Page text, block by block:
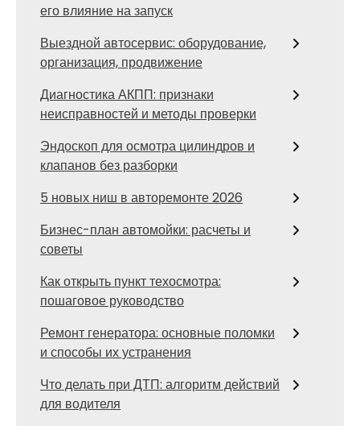
его влияние на запуск
Выездной автосервис: оборудование,
организация, продвижение
Диагностика АКПП: признаки
неисправностей и методы проверки
Эндоскоп для осмотра цилиндров и
клапанов без разборки
5 новых ниш в авторемонте 2026
Бизнес-план автомойки: расчеты и
советы
Как открыть пункт техосмотра:
пошаговое руководство
Ремонт генератора: основные поломки
и способы их устранения
Что делать при ДТП: алгоритм действий
для водителя